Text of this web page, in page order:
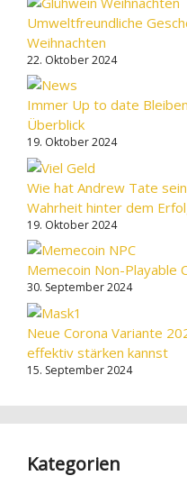
Umweltfreundliche
Weihnachten
22. Oktober 2024
Immer Up to date
Überblick
19. Oktober 2024
Wie hat Andrew Tate
Wahrheit hinter dem
19. Oktober 2024
Memecoin Non-Playable
30. September 2024
Neue Corona Variante
effektiv stärken kannst
15. September 2024
Kategorien